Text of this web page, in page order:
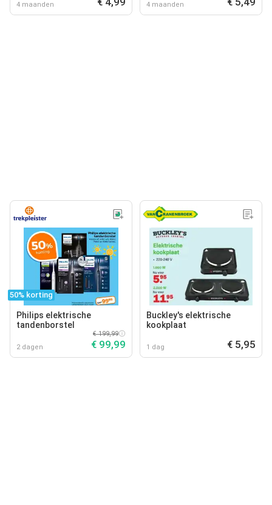
4 maanden 4 maanden
50% korting
Philips elektrische
tandenborstel
2 dagen
€ 199,99
€ 99,99
Buckley's elektrische
kookplaat
1 dag € 5,95